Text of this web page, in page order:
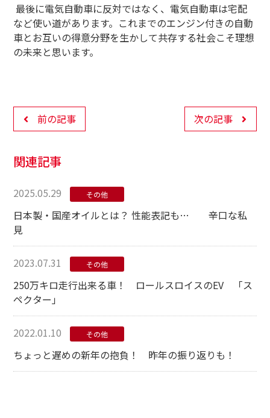
最後に電気自動車に反対ではなく、電気自動車は宅配
など使い道があります。これまでのエンジン付きの自動
車とお互いの得意分野を生かして共存する社会こそ理想
の未来と思います。
前の記事 次の記事
関連記事
2025.05.29 その他
日本製・国産オイルとは？ 性能表記も… 辛口な私
見
2023.07.31 その他
250万キロ走行出来る車！ ロールスロイスのEV 「ス
ペクター」
2022.01.10 その他
ちょっと遅めの新年の抱負！ 昨年の振り返りも！